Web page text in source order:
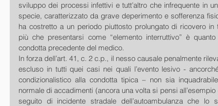
sviluppo dei processi infettivi e tutt’altro che infrequente in
specie, caratterizzato da grave deperimento e sofferenza
ha costretto a un periodo piuttosto prolungato di ricovero in
più che presentarsi come “elemento interruttivo” è
condotta precedente del medico.
In forza dell’art. 41, c. 2 c.p., il nesso causale penalmente
escluso in tutti quei casi nei quali l’evento lesivo -
condizionalistico alla condotta tipica – non sia
normale di accadimenti (ancora una volta si pensi
seguito di incidente stradale dell’autoambulanza che lo